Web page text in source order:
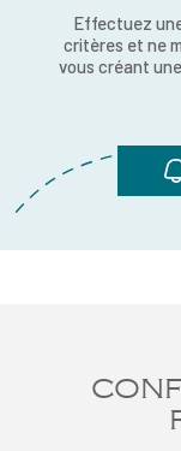
Effectuez
critères et ne
vous créant